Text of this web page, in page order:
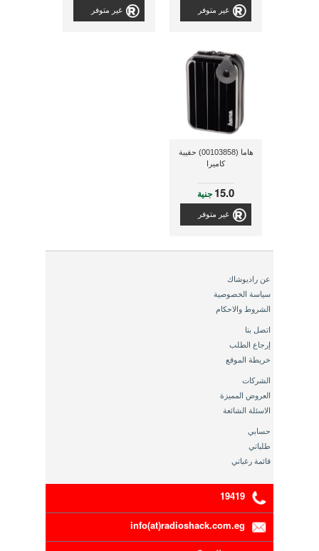
غير متوفر غير متوفر
هاما (00103858) حقيبة
كاميرا
15.0 جنية
غير متوفر
عن راديوشاك
سياسة الخصوصية
الشروط والاحكام
اتصل بنا
إرجاع الطلب
خريطة الموقع
الشركات
العروض المميزة
الاسئلة الشائعة
حسابي
طلباتي
قائمة رغباتي
19419
info(at)radioshack.com.eg